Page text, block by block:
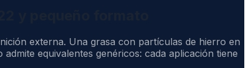
externa. Una grasa con partículas de hierro en
equivalentes genéricos: cada aplicación tiene